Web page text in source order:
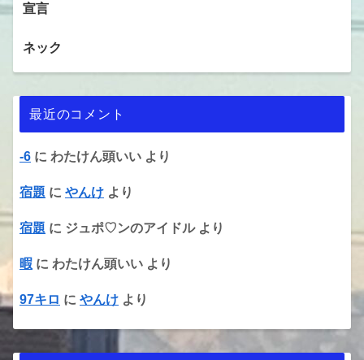
宣言
ネック
最近のコメント
-6 に わたけん頭いい より
宿題 に やんけ より
宿題 に ジュポ♡ンのアイドルより
暇 に わたけん頭いい より
97キロ に やんけ より